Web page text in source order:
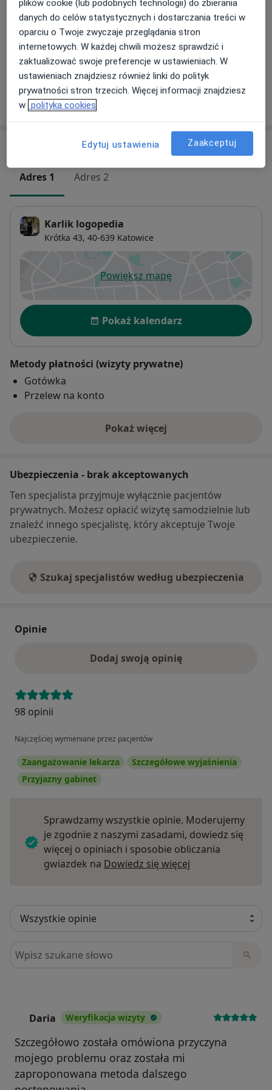
„Jak doskonalić pisanie dłuższych form wypowiedzi”.
Nowe tendencje w nauczaniu języka polskiego w
zreformowanej szkole. Nowe egzaminy a nowe
podręczniki.
Stymulacja rozwoju mowy
150 zł Szczegóły Umów wizytę
+ 2 usługi
W jaki sposób ustalane są ceny?
Adres 1 Adres 2
Karlik logopedia
Krótka 43, 40-639 Katowice
Powiększ mapęotwiera się w nowej karcie
Dostępność
Pokaż kalendarz
Metody płatności (wizyty prywatne)
Gotówka
Przelew na konto
Pokaż więcej
o adresie
Ubezpieczenia - brak akceptowanych
Ten specjalista przyjmuje wyłącznie pacjentów
prywatnych. Możesz opłacić wizytę samodzielnie lub
znaleźć innego specjalistę, który akceptuje Twoje
ubezpieczenie.
Szukaj specjalistów według ubezpieczenia
Opinie
Dodaj swoją opinię
98 opinii
Najczęściej wymieniane przez pacjentów
Zaangażowanie lekarza
Szczegółowe wyjaśnienia
Przyjazny gabinet
Sprawdzamy wszystkie opinie. Moderujemy
je zgodnie z naszymi zasadami, dowiedz się
więcej o opiniach i sposobie obliczania
gwiazdek na Dowiedz się więcej
Szukaj w opiniach
Daria Weryfikacja wizyty
Szczegółowo została omówiona przyczyna
mojego problemu oraz została mi
zaproponowana metoda dalszego
plików cookie (lub podobnych technologii) do zbierania
danych do celów statystycznych i dostarczania treści w
oparciu o Twoje zwyczaje przeglądania stron
internetowych. W każdej chwili możesz sprawdzić i
zaktualizować swoje preferencje w ustawieniach. W
ustawieniach znajdziesz również linki do polityk
prywatności stron trzecich. Więcej informacji znajdziesz
w polityka cookies
Edytuj ustawienia Zaakceptuj